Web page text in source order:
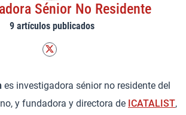
Sénior No Residente
9 artículos publicados
es investigadora sénior no residente del
y fundadora y directora de ICATALIST,